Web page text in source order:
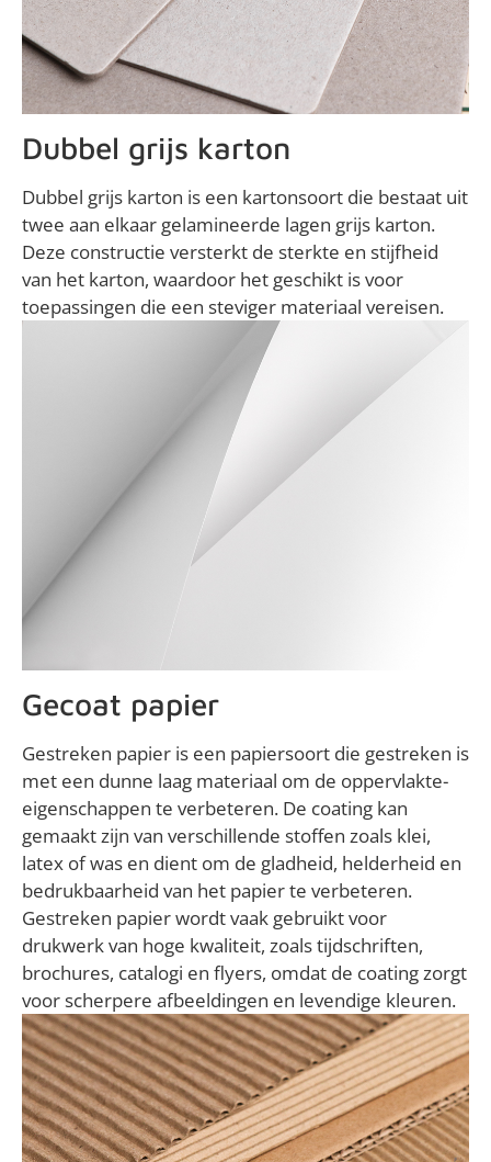
Dubbel grijs karton
Dubbel grijs karton is een kartonsoort die bestaat uit
twee aan elkaar gelamineerde lagen grijs karton.
Deze constructie versterkt de sterkte en stijfheid
van het karton, waardoor het geschikt is voor
toepassingen die een steviger materiaal vereisen.
Gecoat papier
Gestreken papier is een papiersoort die gestreken is
met een dunne laag materiaal om de oppervlakte-
eigenschappen te verbeteren. De coating kan
gemaakt zijn van verschillende stoffen zoals klei,
latex of was en dient om de gladheid, helderheid en
bedrukbaarheid van het papier te verbeteren.
Gestreken papier wordt vaak gebruikt voor
drukwerk van hoge kwaliteit, zoals tijdschriften,
brochures, catalogi en flyers, omdat de coating zorgt
voor scherpere afbeeldingen en levendige kleuren.